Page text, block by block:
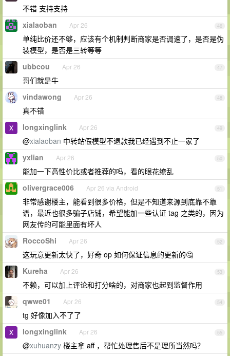
不错 支持支持
46
xialaoban Apr 26
单纯比价还不够，应该有个机制判断商家是否调速了，是否是伪
装模型，是否是三转等等
47
ubbcou Apr 26
哥们就是牛
48
vindawong Apr 26
真不错
49
longxinglink Apr 26
@xialaoban 中转站假模型不退款我已经遇到不止一家了
50
yxlian Apr 26
能加一下高性价比或者推荐的吗，看的眼花缭乱
51
olivergrace006 Apr 26 via Android
非常感谢楼主，能看到很多价格，但是不知道来源到底靠不靠
谱，最近也很多骗子店铺，希望能加一些认证 tag 之类的，因为
网友传的可能里面有坏人
52
RoccoShi Apr 26
这玩意更新太快了，好奇 op 如何保证信息的更新的🤔
53
Kureha Apr 26
不赖，可以加上评论和打分啥的，对商家也起到监督作用
54
qwwe01 Apr 26
tg 好像加入不了了
55
longxinglink Apr 26
@xuhuanzy 楼主拿 aff ，帮忙处理售后不是理所当然吗？